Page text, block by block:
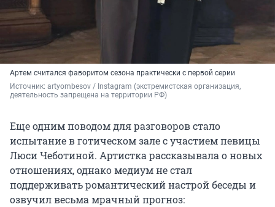
Артем считался фаворитом сезона практически с первой серии
Источник: artyombesov / Instagram (экстремистская организация,
деятельность запрещена на территории РФ)
Еще одним поводом для разговоров стало
испытание в готическом зале с участием певицы
Люси Чеботиной. Артистка рассказывала о новых
отношениях, однако медиум не стал
поддерживать романтический настрой беседы и
озвучил весьма мрачный прогноз: